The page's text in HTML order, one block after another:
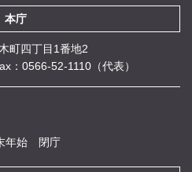
本庁
町四丁目1番地2
：0566-52-1110（代表）
年始 閉庁